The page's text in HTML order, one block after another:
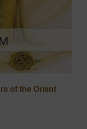
of the Orient